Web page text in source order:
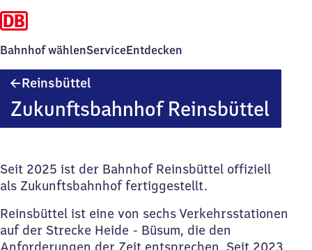
Bahnhof wählenServiceEntdecken
Reinsbüttel
Zukunftsbahnhof Reinsbüttel
Seit 2025 ist der Bahnhof Reinsbüttel offiziell
als Zukunftsbahnhof fertiggestellt.
Reinsbüttel ist eine von sechs Verkehrsstationen
auf der Strecke Heide - Büsum, die den